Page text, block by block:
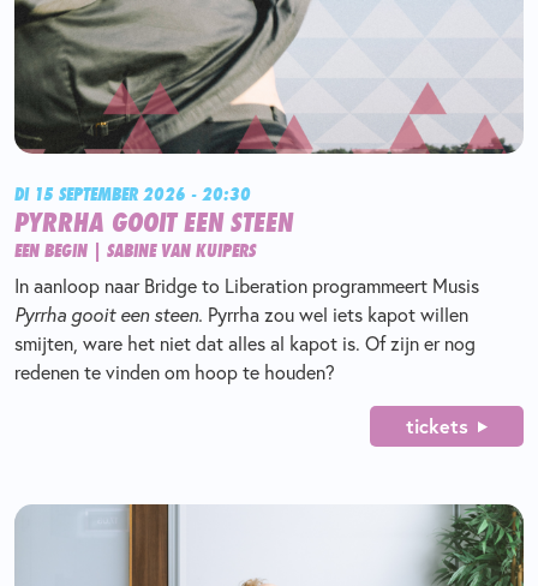
DI 15 SEPTEMBER 2026 - 20:30
PYRRHA GOOIT EEN STEEN
EEN BEGIN | SABINE VAN KUIPERS
In aanloop naar Bridge to Liberation programmeert Musis
Pyrrha gooit een steen. Pyrrha zou wel iets kapot willen
smijten, ware het niet dat alles al kapot is. Of zijn er nog
redenen te vinden om hoop te houden?
tickets